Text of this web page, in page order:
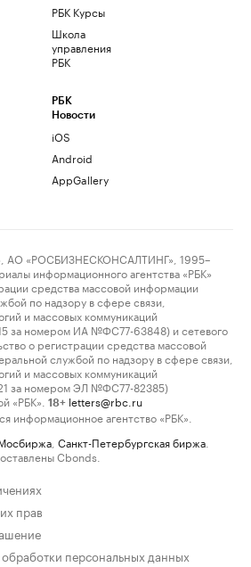
РБК Курсы
Школа
управления
РБК
РБК
Новости
iOS
Android
AppGallery
«РОСБИЗНЕСКОНСАЛТИНГ», 1995–
информационного агентства «РБК»
средства массовой информации
по надзору в сфере связи,
и массовых коммуникаций
за номером ИА №ФС77-63848) и сетевого
о регистрации средства массовой
службой по надзору в сфере связи,
и массовых коммуникаций
за номером ЭЛ №ФС77-82385)
«РБК».
18+ letters@rbc.ru
информационное агентство «РБК».
Санкт-Петербургская биржа
Cbonds.
прав
персональных данных